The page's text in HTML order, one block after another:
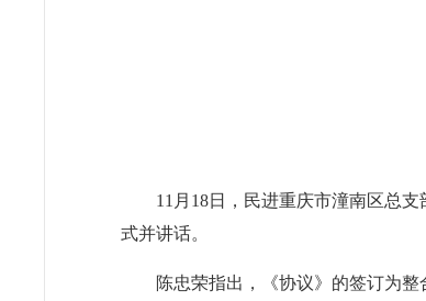
11月18日，民进重庆市潼南区总
式并讲话。
陈忠荣指出，《协议》的签订为